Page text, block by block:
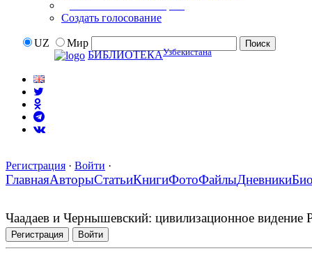
Создать голосование
UZ
Мир
БИБЛИОТЕКАУзбекистана
Регистрация · Войти ·
ГлавнаяАвторыСтатьиКнигиФотоФайлыДневники
Чаадаев и Чернышевский: цивилизационное видение
Регистрация Войти